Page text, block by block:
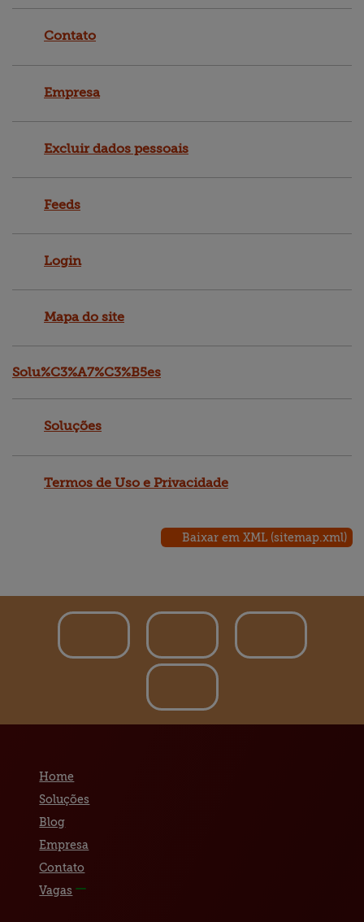
Contato
Empresa
Excluir dados pessoais
Feeds
Login
Mapa do site
Solu%C3%A7%C3%B5es
Soluções
Termos de Uso e Privacidade
Baixar em XML (sitemap.xml)
Home
Soluções
Blog
Empresa
Contato
Vagas